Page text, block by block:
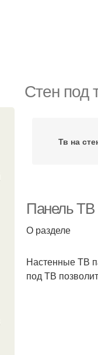
Стен под
Тв на
Панель ТВ
О разделе
Настенные ТВ
под ТВ